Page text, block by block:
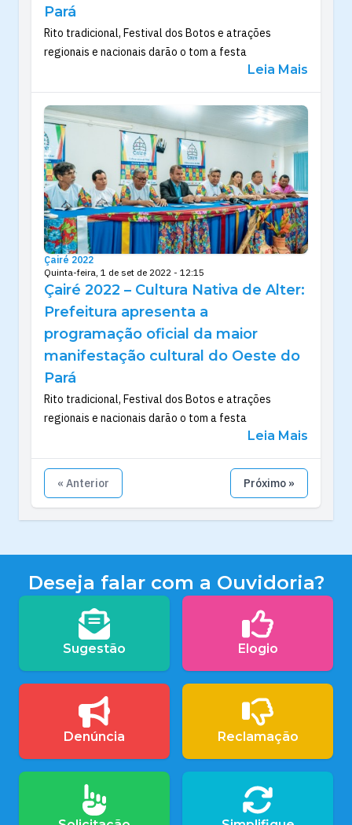
Pará
Rito tradicional, Festival dos Botos e atrações
regionais e nacionais darão o tom a festa
Leia Mais
Çairé 2022
Quinta-feira, 1 de set de 2022 - 12:15
Çairé 2022 – Cultura Nativa de Alter:
Prefeitura apresenta a
programação oficial da maior
manifestação cultural do Oeste do
Pará
Rito tradicional, Festival dos Botos e atrações
regionais e nacionais darão o tom a festa
Leia Mais
« Anterior Próximo »
Deseja falar com a Ouvidoria?
Sugestão Elogio
Denúncia Reclamação